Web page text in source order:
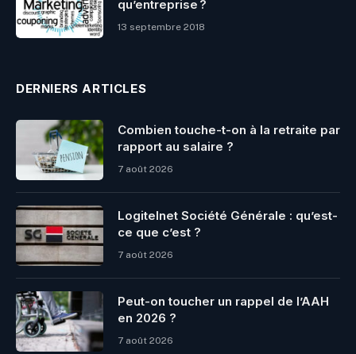
qu’entreprise ?
13 septembre 2018
DERNIERS ARTICLES
Combien touche-t-on à la retraite par
rapport au salaire ?
7 août 2026
Logitelnet Société Générale : qu’est-
ce que c’est ?
7 août 2026
Peut-on toucher un rappel de l’AAH
en 2026 ?
7 août 2026